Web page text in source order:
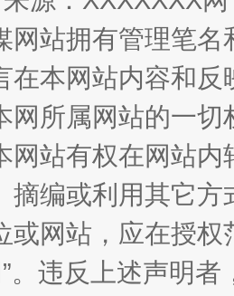
麦地、白藏房 除
网站拥有管理笔
在本网站内容和
网所属网站的一
网站有权在网站
摘编或利用其它
或网站，应在授
。违反上述声明